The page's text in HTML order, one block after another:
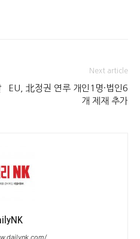
Next article
EU, 北정권 연루 개인1명·법인6
개 제재 추가